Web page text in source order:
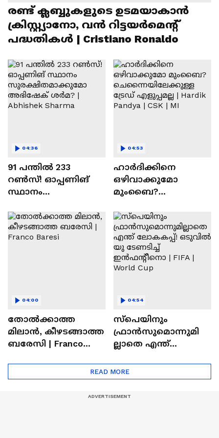
രണ്ട്‌ ക്ലബ്ബുകളുടെ ഉടമയാകാന്‍
ക്രിസ്റ്റ്യാനോ, വന്‍ റിട്ടയര്‍മെന്റ്‌
പദ്ധതികള്‍ | Cristiano Ronaldo
91 പന്തില്‍ 233
റണ്‍സ്! ഓപ്പണിങ്
സ്ഥാനം
അഭിഷേക് ശർമ? |
Abhishek Sharma
04:36
ഹാർദിക്കിനെ
ഒഴിവാക്കുമോ
മുംബൈ?
ട്രേഡ് എളുപ്പമല്ല |
Hardik Pandya | CSK |
MI
04:53
തോല്‍ക്കാത്ത
മിലാന്‍, കീഴടങ്ങാത്ത
ബരേസി | Franco
04:00
സ്പെയിനും
ഫ്രാൻസുമൊന്നുമി
ല്ലാതെ എന്ത്
യു ടേണടിച്ച്
ഇൻഫന്റീനൊ | FIFA |
04:54
READ MORE